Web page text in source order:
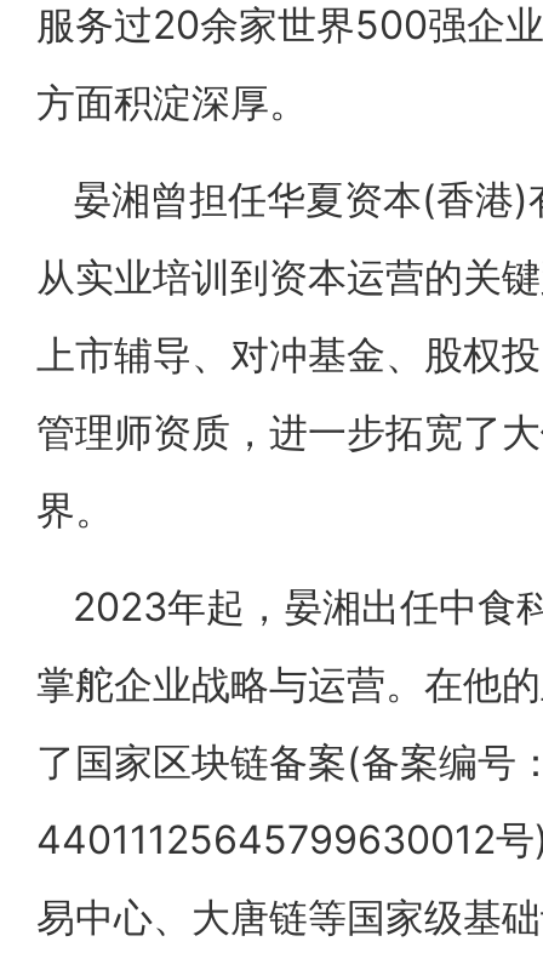
服务过20余家世界500强企
方面积淀深厚。
晏湘曾担任华夏资本(香港
从实业培训到资本运营的关
上市辅导、对冲基金、股权
管理师资质，进一步拓宽了
界。
2023年起，晏湘出任中食
掌舵企业战略与运营。在他
了国家区块链备案(备案编号
44011125645799630012号
易中心、大唐链等国家级基